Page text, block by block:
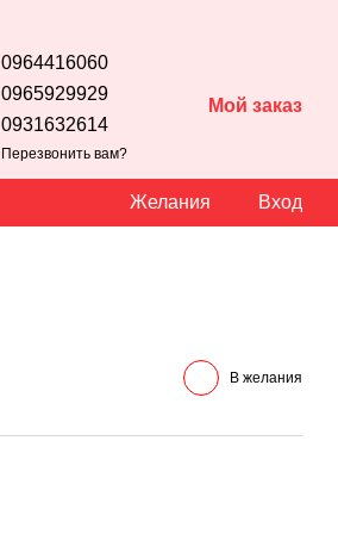
0964416060
0965929929
0931632614
Перезвонить вам?
Мой заказ
Желания Вход
В желания